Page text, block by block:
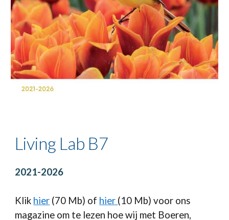
Living Lab B7
2021-2026
Klik hier (70 Mb) of hier (10 Mb) voor ons
magazine om te lezen hoe wij met Boeren,